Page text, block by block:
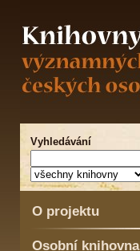
Vyhledávání
O projektu
Osobní knihovna